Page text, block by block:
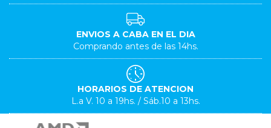
ENVIOS A CABA EN EL DIA
Comprando antes de las 14hs.
HORARIOS DE ATENCION
L.a V. 10 a 19hs. / Sáb.10 a 13hs.